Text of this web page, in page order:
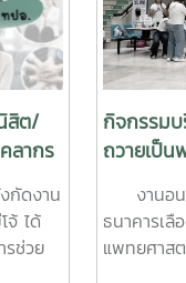
สิต/
ลากร
ดงาน
จ้ ได้
รช่วย
กิจกรรม
ถวายเป็น
ฟ้าพัชรกิ
ราช สา
งานอน
ธนาคารเ
แพทยศาส